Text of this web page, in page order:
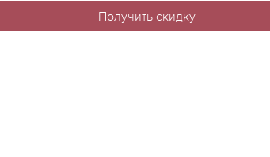
Получить скидку